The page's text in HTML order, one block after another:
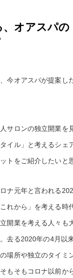
オアスパの
、今オアスパが提案し
サロンの独立開業を
イル」と考えるシェ
トをご紹介したいと
ナ元年と言われる
れから」を考える時
開業を考える人々も
去る2020年の4月以
場所や独立のタイミ
もそもコロナ以前か